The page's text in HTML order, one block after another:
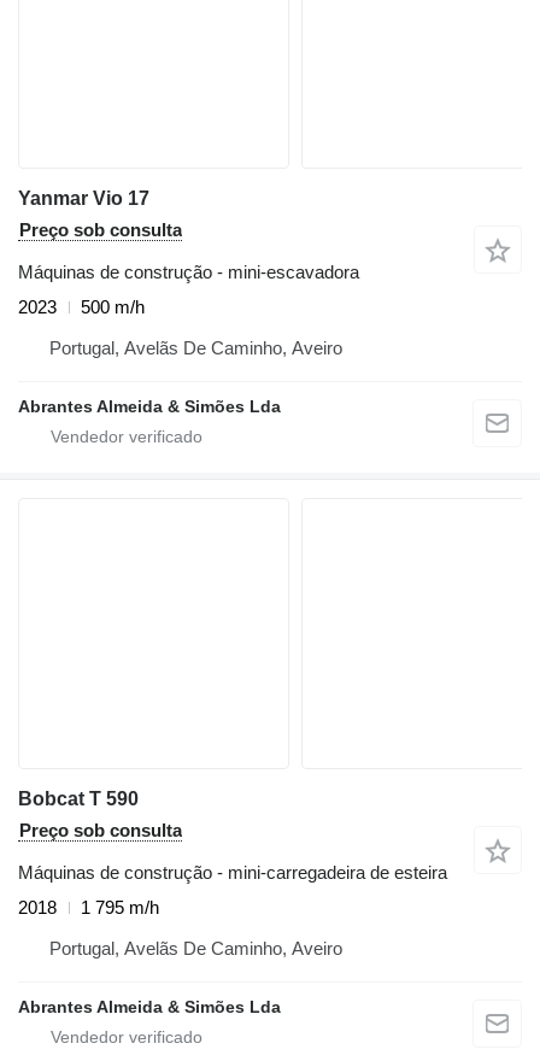
Yanmar Vio 17
Preço sob consulta
Máquinas de construção - mini-escavadora
2023
500 m/h
Portugal, Avelãs De Caminho, Aveiro
Abrantes Almeida & Simões Lda
Bobcat T 590
Preço sob consulta
Máquinas de construção - mini-carregadeira de esteira
2018
1 795 m/h
Portugal, Avelãs De Caminho, Aveiro
Abrantes Almeida & Simões Lda